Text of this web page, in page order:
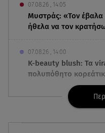
07.08.26 , 14:05
Μυστράς: «Τον έβαλα
ήθελα να τον
07.08.26 , 14:00
K-beauty blush: Τα
πολυπόθητο
07.08.26 , 13:42
Παραλίες: Πάνω από
drones και νέες